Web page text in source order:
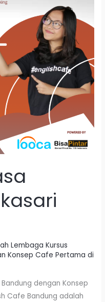
Lembaga Kursus
Konsep Cafe Pertama di
dengan Konsep
Cafe Bandung adalah